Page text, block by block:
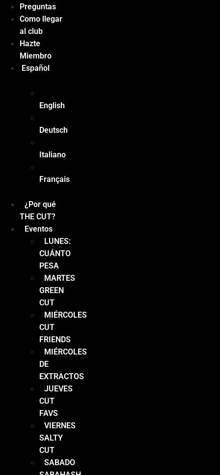
Preguntas
Como llegar
al club
Hazte
Miembro
Español
English
Deutsch
Italiano
Français
¿Por qué
THE CUT?
Eventos
LUNES:
CUÁNTO
PESA
MARTES
GREEN
CUT
MIÉRCOLES
CUT
FRIENDS
MIÉRCOLES
DE
EXTRACTOS
JUEVES
CUT
FAVS
VIERNES
SALTY
CUT
SABADO